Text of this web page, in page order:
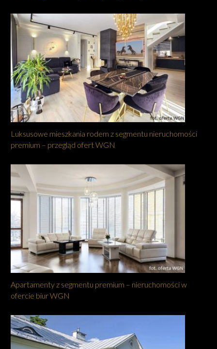
Luksusowe mieszkania rodem z segmentu nieruchomości
premium – przegląd ofert WGN
Apartamenty z segmentu premium – nieruchomości w
ofercie biur WGN